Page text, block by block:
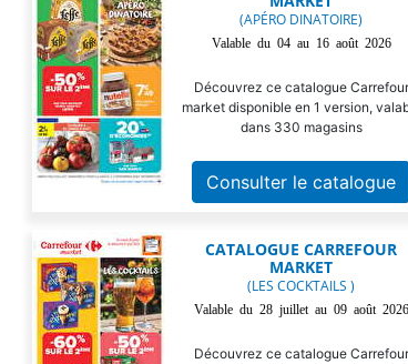
(APÉRO DINATOIRE)
Valable du 04 au 16 août 2026
Découvrez ce catalogue Carrefour
market disponible en 1 version,
dans 330 magasins
Consulter le catalogue
CATALOGUE CARREFOUR
MARKET
(LES COCKTAILS )
Valable du 28 juillet au 09 août 2026
Découvrez ce catalogue Carrefour